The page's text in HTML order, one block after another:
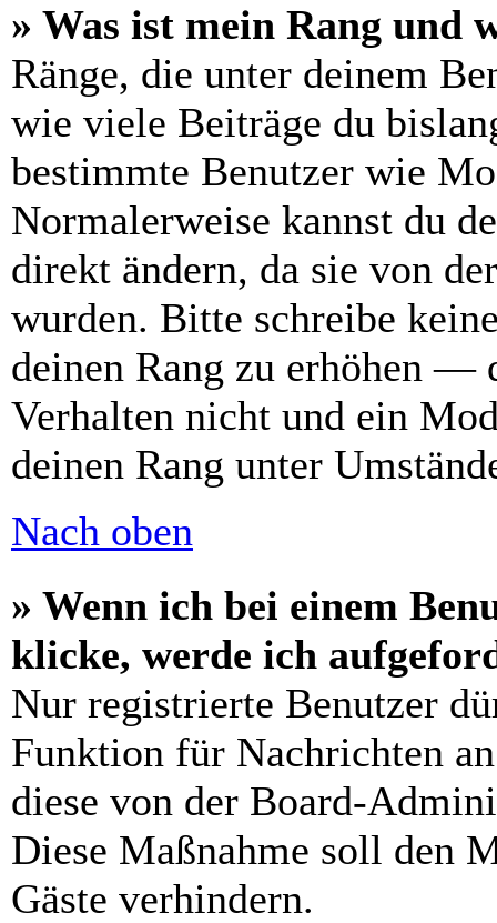
» Was ist mein Rang und
Ränge, die unter deinem
wie viele Beiträge du
bestimmte Benutzer wie
Normalerweise kannst du
direkt ändern, da sie von
wurden. Bitte schreibe
deinen Rang zu erhöhen —
Verhalten nicht und ein
deinen Rang unter
Nach oben
» Wenn ich bei einem
klicke, werde ich
Nur registrierte Benutzer
Funktion für Nachrichten
diese von der Board-
Diese Maßnahme soll den
Gäste verhindern.